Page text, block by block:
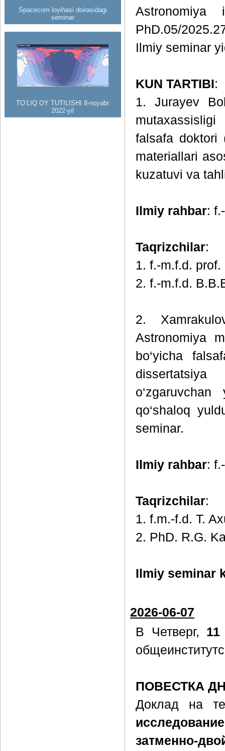
Spacecom loyihasi doirasidagi
seminar
TO‘LIQ OY TUTILISHI 8-noyabr
2022-yil
Astronomiya
PhD.05/
Ilmiy seminar
KUN TARTIBI:
1. Jurayev
falsafa doktori
materiallari
kuzatuvi va
Ilmiy rahbar:
Taqrizchilar:
1. f.-m.f.d.
2. f.-m.f.d.
2.
Astronomiya
bo‘yicha
qo‘shaloq
seminar.
Ilmiy rahbar:
Taqrizchilar:
1. f.m.-f.d. T.
2. PhD. R.G.
Ilmiy seminar
2026-06-07
В Четверг,
ПОВЕСТКА
Доклад на
затменно-